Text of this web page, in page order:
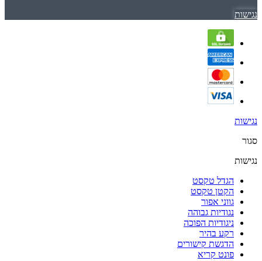
נגישות
נגישות
סגור
נגישות
הגדל טקסט
הקטן טקסט
גווני אפור
נגודיות גבוהה
ניגודיות הפוכה
רקע בהיר
הדגשת קישורים
פונט קריא